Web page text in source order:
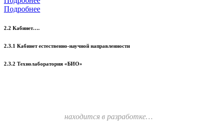
Подробнее
2.2 Кабинет….
2.3.1 Кабинет естественно-научной направленности
2.3.2 Технолаборатория «БИО»
находится в разработке…